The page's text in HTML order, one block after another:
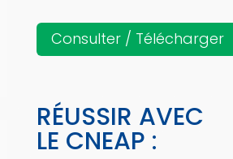
Consulter / Télécharger
RÉUSSIR AVEC
LE CNEAP :